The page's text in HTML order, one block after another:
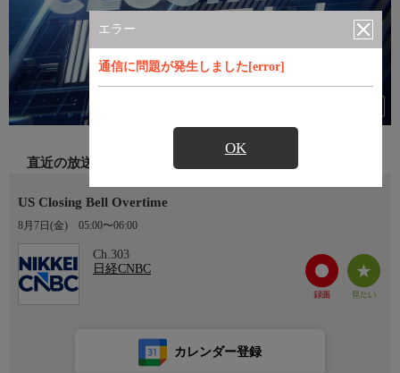
エラー
通信に問題が発生しました[error]
OK
直近の放送
US Closing Bell Overtime
8月7日(金) 05:00〜06:00
Ch.303
日経CNBC
カレンダー登録